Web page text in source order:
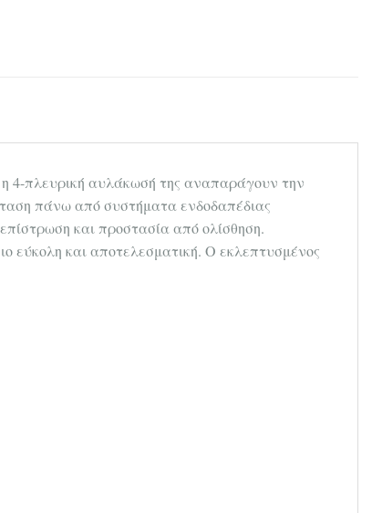
η 4-πλευρική αυλάκωσή της αναπαράγουν την
πάνω από συστήματα ενδοδαπέδιας
και προστασία από ολίσθηση.
εύκολη και αποτελεσματική. Ο εκλεπτυσμένος